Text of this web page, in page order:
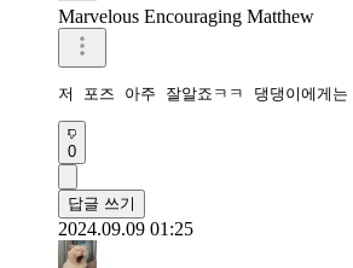
Marvelous Encouraging Matthew
저 포즈 아주 잘알죠ㅋㅋ 댕댕이에게
0
답글 쓰기
2024.09.09 01:25